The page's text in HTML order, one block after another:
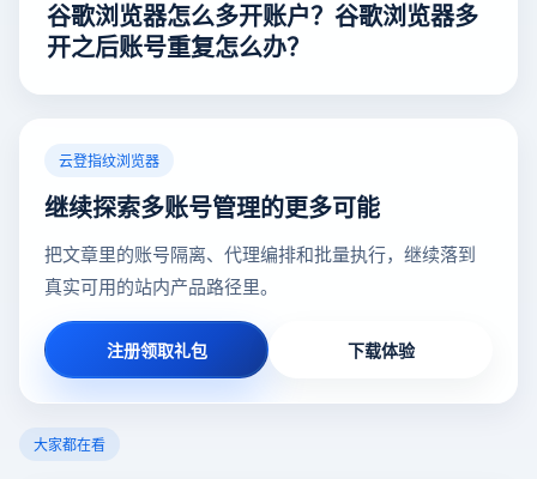
谷歌浏览器怎么多开账户？谷歌浏览器多
开之后账号重复怎么办？
云登指纹浏览器
继续探索多账号管理的更多可能
把文章里的账号隔离、代理编排和批量执行，继续落到
真实可用的站内产品路径里。
注册领取礼包 下载体验
大家都在看